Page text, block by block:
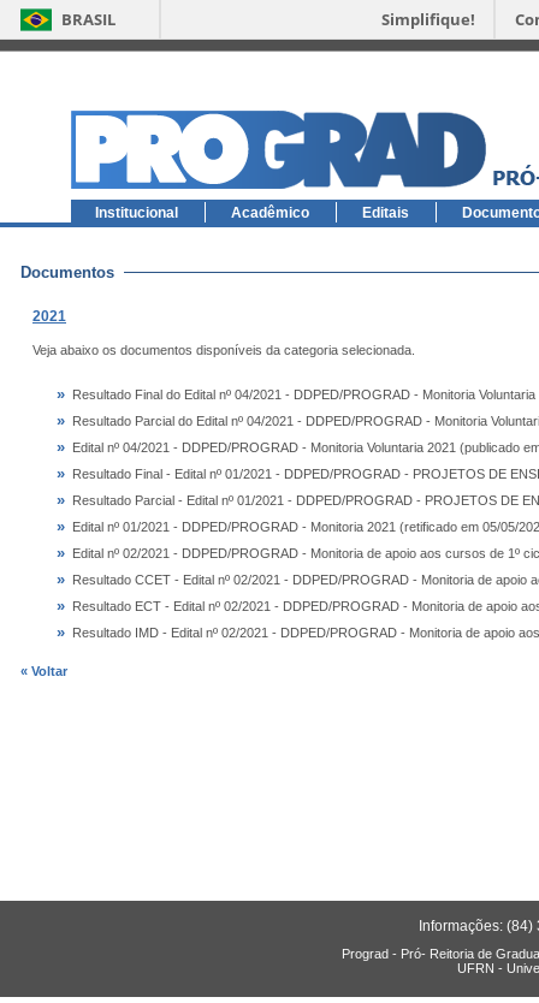
BRASIL Simplifique!
Institucional Acadêmico Editais
Documentos
2021
Veja abaixo os documentos disponíveis da categoria selecionada.
» Resultado Final do Edital nº 04/2021 - DDPED/PROGRAD - Monitoria
» Resultado Parcial do Edital nº 04/2021 - DDPED/PROGRAD - Monitoria
» Edital nº 04/2021 - DDPED/PROGRAD - Monitoria Voluntaria 2021 (publicado
» Resultado Final - Edital nº 01/2021 - DDPED/PROGRAD - PROJETOS DE
» Resultado Parcial - Edital nº 01/2021 - DDPED/PROGRAD - PROJETOS DE
» Edital nº 01/2021 - DDPED/PROGRAD - Monitoria 2021 (retificado em 05/05/
» Edital nº 02/2021 - DDPED/PROGRAD - Monitoria de apoio aos cursos de 1º
» Resultado CCET - Edital nº 02/2021 - DDPED/PROGRAD - Monitoria de apoio
» Resultado ECT - Edital nº 02/2021 - DDPED/PROGRAD - Monitoria de apoio
» Resultado IMD - Edital nº 02/2021 - DDPED/PROGRAD - Monitoria de apoio
« Voltar
Informações:
Prograd - Pró- Reitoria de
UFRN -